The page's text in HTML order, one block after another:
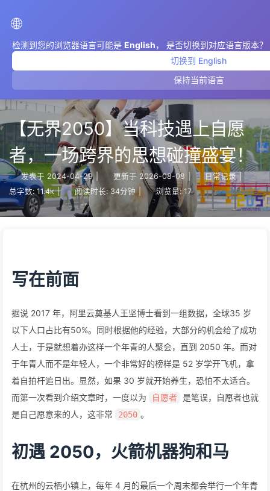
🌐
检测到您的浏览器语言可能是 English， 是否切换到对应语言版本？
切换到 English
保持当前语言
【无界2050】当科技遇上自愿
者，一场跨界的思想碰撞盛宴！
发表于 2024-04-29 | 更新于 2026-08-08 日常记录
总字数: 11.4k | 阅读时长: 34分钟 | 浏览量: 17
写在前面
据说 2017 年，阿里云奠基人王坚博士看到一组数据，全球35 岁
以下人口占比有50%。同时根据他的经验，大部分的机会给了成功
人士，于是就想着办这样一个年青的人聚会，直到 2050 年。而对
于年青人而不是年轻人，一个非常好的榜样是 52 岁学开飞机，拿
着自拍杆追日出。显然，如果 30 岁就开始养生，恐怕不太适合。
而第一次看到介绍文章时，一度以为
自愿者 是笔误，自愿者也就
是自己愿意来的人，这非常
2050 。
初遇 2050，火箭机器狗和马
在杭州的云栖小镇上，每年 4 月的最后一个周末都会举行一个年青